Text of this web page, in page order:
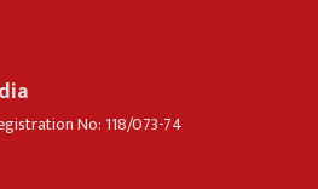
No: 118/073-74